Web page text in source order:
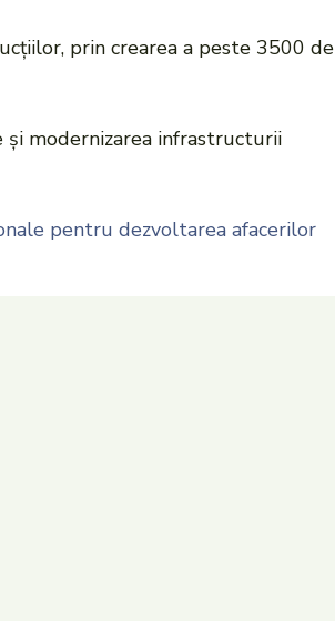
prin crearea a peste 3500 de
modernizarea infrastructurii
pentru dezvoltarea afacerilor